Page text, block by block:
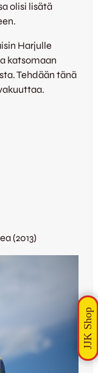
olisi lisätä
Harjulle
katsomaan
Tehdään tänä
(2013)